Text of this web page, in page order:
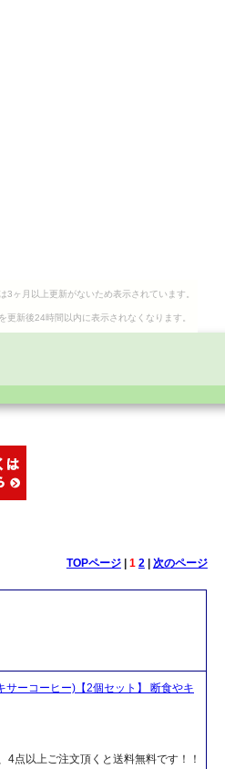
3ヶ月以上更新がないため表示されています。
更新後24時間以内に表示されなくなります。
TOPページ| 1 2| 次のページ
ーコーヒー)【2個セット】 断食やキ
点以上ご注文頂くと送料無料です！！